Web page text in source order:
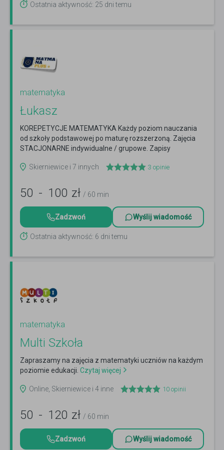
Ostatnia aktywność: 25 dni temu
matematyka
Łukasz
KOREPETYCJE MATEMATYKA Każdy poziom nauczania
od szkoły podstawowej po maturę rozszerzoną. Zajęcia
STACJONARNE indywidualne / grupowe. Zapisy
Skierniewice i 7 innych
3 opinie
50 - 100 zł / 60 min
Zadzwoń Wyślij wiadomość
Ostatnia aktywność: 6 dni temu
matematyka
Multi Szkoła
Zapraszamy na zajęcia z matematyki uczniów na każdym
poziomie edukacji. Czytaj więcej
Online, Skierniewice i 4 inne 10 opinii
50 - 120 zł / 60 min
Zadzwoń Wyślij wiadomość